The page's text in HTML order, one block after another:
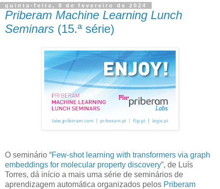
quinta-feira, 8 de fevereiro de 2024
Priberam Machine Learning Lunch
Seminars (15.ª série)
O seminário “Few-shot learning with transformers via graph
embeddings for molecular property discovery”, de Luís
Torres, dá início a mais uma série de seminários de
aprendizagem automática organizados pelos Priberam